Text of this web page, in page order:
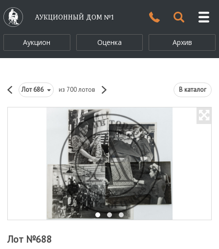
АУКЦИОННЫЙ ДОМ №1
Аукцион Оценка Архив
Лот686 из 700 лотов В каталог
Лот №688